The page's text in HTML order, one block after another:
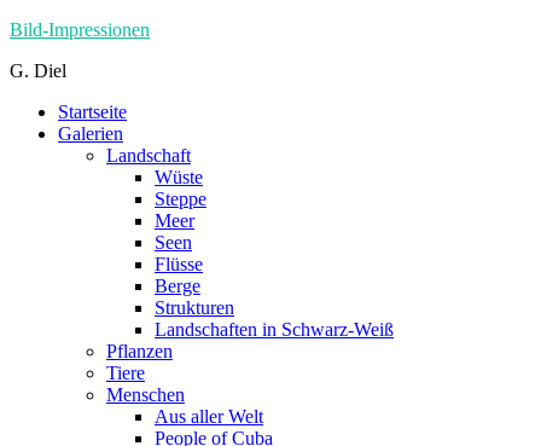
Skip
content
Bild-Impressionen
G. Diel
Startseite
Galerien
Landschaft
Wüste
Steppe
Meer
Seen
Flüsse
Berge
Strukturen
Landschaften in Schwarz-Weiß
Pflanzen
Tiere
Menschen
Aus aller Welt
People of Cuba